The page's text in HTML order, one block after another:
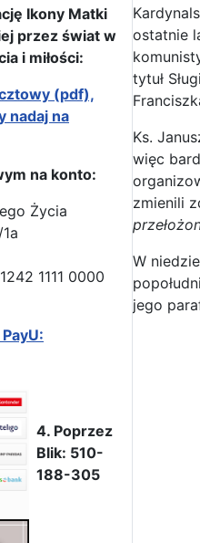
Ikony Matki
przez świat w
i miłości:
(pdf),
nadaj na
na konto:
Życia
1111 0000
4. Poprzez
Blik: 510-
188-305
ostatnie
tytuł
Ks.
więc
zmienili
W
jego